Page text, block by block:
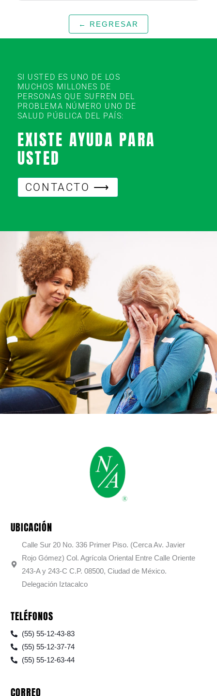
← REGRESAR
SI USTED ES UNO DE LOS
MUCHOS MILLONES DE
PERSONAS QUE SUFREN DEL
PROBLEMA NÚMERO UNO DE
SALUD PÚBLICA DEL PAÍS:
EXISTE AYUDA PARA
USTED
CONTACTO ⟶
UBICACIÓN
Calle Sur 20 No. 336 Primer Piso. (Cerca Av. Javier
Rojo Gómez) Col. Agrícola Oriental Entre Calle Oriente
243-A y 243-C C.P. 08500, Ciudad de México.
Delegación Iztacalco
TELÉFONOS
(55) 55-12-43-83
(55) 55-12-37-74
(55) 55-12-63-44
CORREO